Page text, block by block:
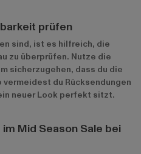
prüfen
sind, ist es hilfreich, die
zu überprüfen. Nutze die
sicherzugehen, dass du die
du Rücksendungen
neuer Look perfekt sitzt.
Mid Season Sale bei